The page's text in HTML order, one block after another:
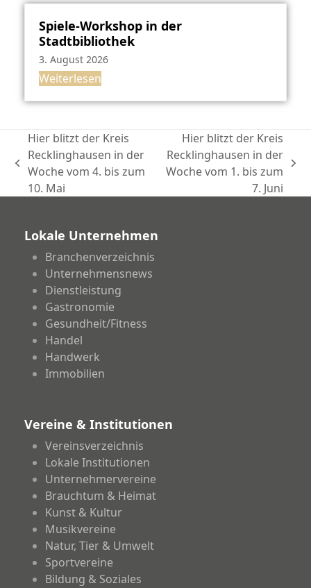
Spiele-Workshop in der
Stadtbibliothek
3. August 2026
Weiterlesen
vorheriger
Beitrag:
Hier blitzt der Kreis
Recklinghausen in der
Woche vom 4. bis zum
10. Mai
Nächster
Hier blitzt der Kreis
Recklinghausen in der
Woche vom 1. bis zum
7. Juni
Lokale Unternehmen
Branchenverzeichnis
Unternehmensnews
Dienstleistung
Gastronomie
Gesundheit/Fitness
Handel
Handwerk
Immobilien
Vereine & Institutionen
Vereinsverzeichnis
Lokale Institutionen
Unternehmervereine
Brauchtum & Heimat
Kunst & Kultur
Musikvereine
Natur, Tier & Umwelt
Sportvereine
Bildung & Soziales